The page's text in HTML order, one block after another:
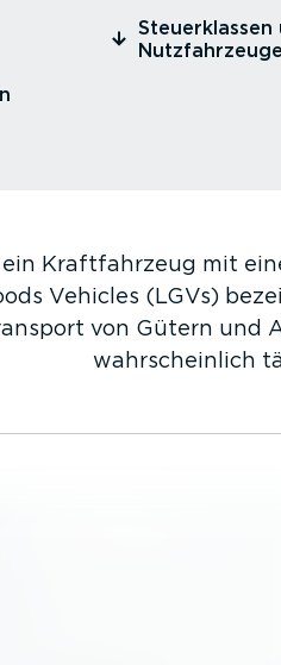
Nutzfahr­zeuge
Kraft­fahrzeug mit
Vehicles (LGVs)
von Gütern und
wahrscheinlich